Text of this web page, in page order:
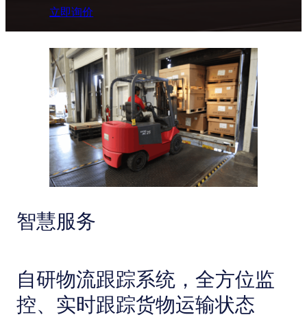
立即询价
智慧服务
自研物流跟踪系统，全方位监
控、实时跟踪货物运输状态